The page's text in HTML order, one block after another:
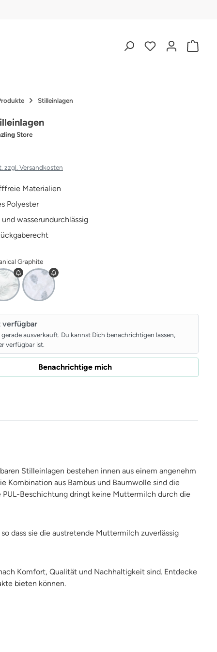
Stilleinlagen
Store
zzgl. Versandkosten
Materialien
Polyester
und wasserundurchlässig
Graphite
verfügbar
ausverkauft. Du kannst Dich benachrichtigen lassen,
verfügbar ist.
Benachrichtige mich
Stilleinlagen bestehen innen aus einem angenehm
Kombination aus Bambus und Baumwolle sind die
Beschichtung dringt keine Muttermilch durch die
dass sie die austretende Muttermilch zuverlässig
Komfort, Qualität und Nachhaltigkeit sind. Entdecke
bieten können.